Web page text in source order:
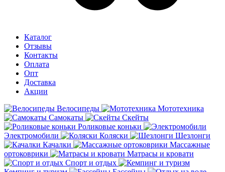
Каталог
Отзывы
Контакты
Оплата
Опт
Доставка
Акции
Велосипеды
Мототехника
Самокаты
Скейты
Роликовые коньки
Электромобили
Коляски
Шезлонги
Качалки
Массажные
ортоковрики
Матрасы и кровати
Спорт и отдых